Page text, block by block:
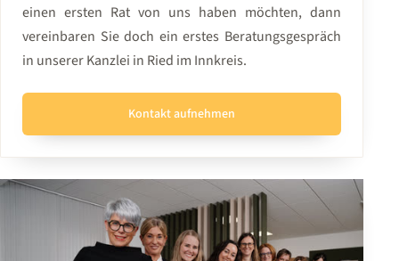
einen ersten Rat von uns haben möchten, dann
vereinbaren Sie doch ein erstes Beratungsgespräch
in unserer Kanzlei in Ried im Innkreis.
Kontakt aufnehmen